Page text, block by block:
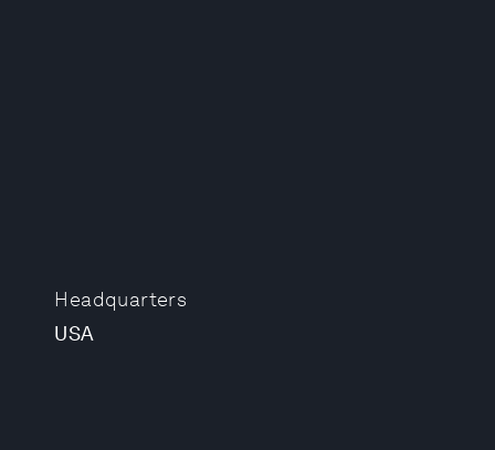
Headquarters
USA